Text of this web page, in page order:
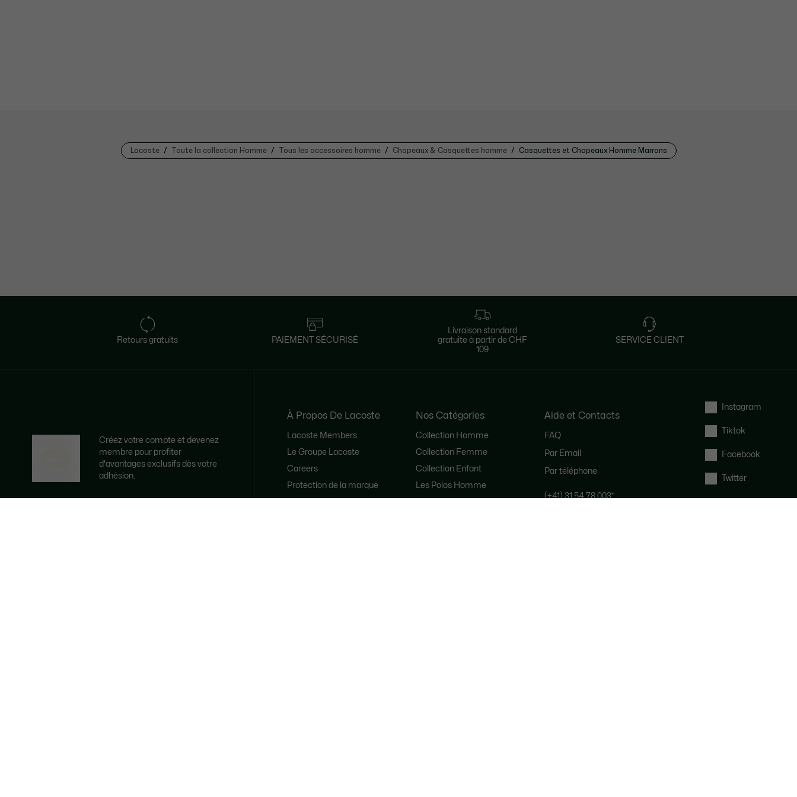
Lacoste Toute la collection Homme Tous les accessoires homme Chapeaux & Casquettes homme Casquettes et Chapeaux Homme Marrons
Retours gratuits PAIEMENT SÉCURISÉ
Livraison standard
gratuite à partir de CHF
109
SERVICE CLIENT
Créez votre compte et devenez
membre pour profiter
d'avantages exclusifs dès votre
adhésion.
À Propos De Lacoste
Lacoste Members
Le Groupe Lacoste
Careers
Protection de la marque
Nos Catégories
Collection Homme
Collection Femme
Collection Enfant
Les Polos Homme
Aide et Contacts
FAQ
Par Email
Par téléphone
(+41) 31 54 78 003*
Instagram
Tiktok
Facebook
Twitter